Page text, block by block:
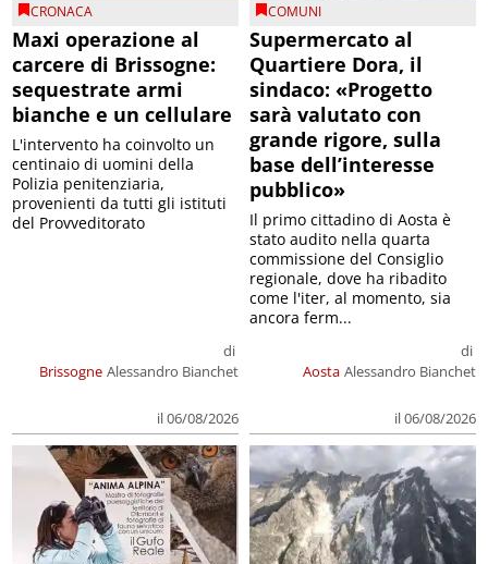
CRONACA
Maxi operazione al
carcere di Brissogne:
sequestrate armi
bianche e un cellulare
Brissogne
di
Alessandro Bianchet
il 06/08/2026
L'intervento ha coinvolto un
centinaio di uomini della
Polizia penitenziaria,
provenienti da tutti gli istituti
del Provveditorato
COMUNI
Supermercato al
Quartiere Dora, il
sindaco: «Progetto
sarà valutato con
grande rigore, sulla
base dell’interesse
pubblico»
Aosta
di
Alessandro Bianchet
il 06/08/2026
Il primo cittadino di Aosta è
stato audito nella quarta
commissione del Consiglio
regionale, dove ha ribadito
come l'iter, al momento, sia
ancora ferm...